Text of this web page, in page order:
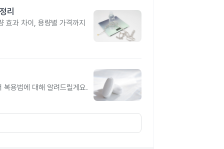
리
효과 차이, 용량별 가격까지
복용법에 대해 알려드릴게요.